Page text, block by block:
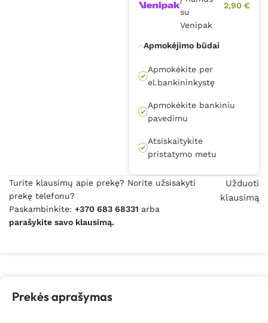
su
Venipak
2,90 €
Apmokėjimo būdai
Apmokėkite per
el.bankininkystę
Apmokėkite bankiniu
pavedimu
Atsiskaitykite
pristatymo metu
Turite klausimų apie prekę? Norite užsisakyti
prekę telefonu?
Paskambinkite: +370 683 68331 arba
parašykite savo klausimą.
Užduoti
klausimą
Prekės aprašymas